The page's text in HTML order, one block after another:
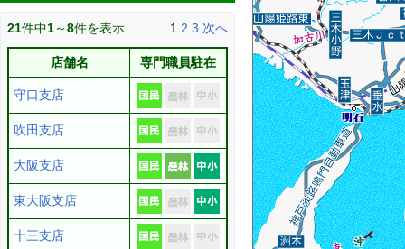
21件中1～8件を表示 1 2 3 次へ
店舗名 専門職員駐在
守口支店
吹田支店
大阪支店
東大阪支店
十三支店